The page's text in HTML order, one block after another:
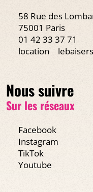
58 Rue des
75001 Paris
01 42 33 37 71
location
Nous suivre
Sur les réseaux
Facebook
Instagram
TikTok
Youtube